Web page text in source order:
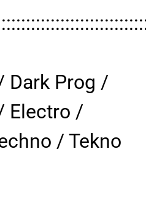
Dark Prog /
Electro /
/ Tekno